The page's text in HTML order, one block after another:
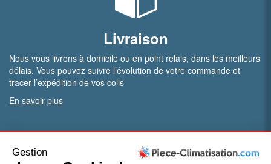
Livraison
Nous vous livrons à domicile ou en point relais, dans les meilleurs
délais. Vous pouvez suivre l’évolution de votre commande et
tracer l’expédition de vos colis
En savoir plus